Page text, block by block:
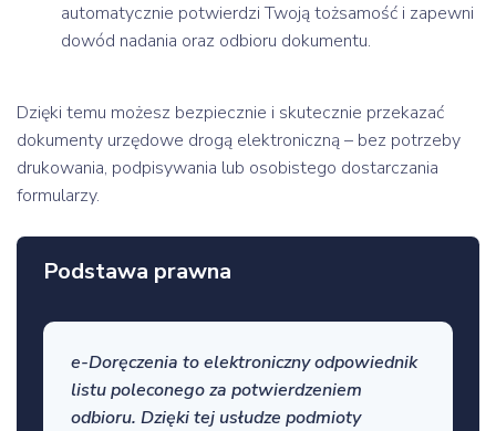
automatycznie potwierdzi Twoją tożsamość i zapewni
dowód nadania oraz odbioru dokumentu.
Dzięki temu możesz bezpiecznie i skutecznie przekazać
dokumenty urzędowe drogą elektroniczną – bez potrzeby
drukowania, podpisywania lub osobistego dostarczania
formularzy.
Podstawa prawna
e-Doręczenia to elektroniczny odpowiednik
listu poleconego za potwierdzeniem
odbioru. Dzięki tej usłudze podmioty